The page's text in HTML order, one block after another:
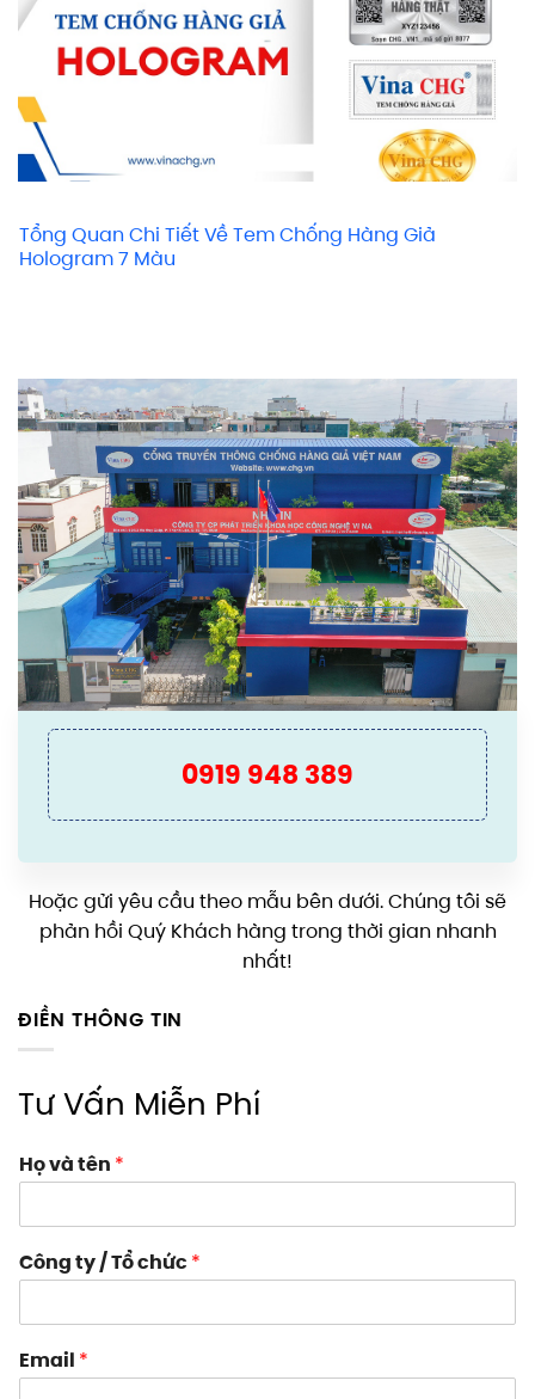
Tổng Quan Chi Tiết Về Tem Chống Hàng Giả
Hologram 7 Màu
0919 948 389
Hoặc gửi yêu cầu theo mẫu bên dưới. Chúng tôi sẽ
phản hồi Quý Khách hàng trong thời gian nhanh
nhất!
ĐIỀN THÔNG TIN
Tư Vấn Miễn Phí
Họ và tên *
Công ty / Tổ chức *
Email *